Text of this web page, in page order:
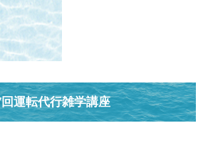
運転代行雑学講座